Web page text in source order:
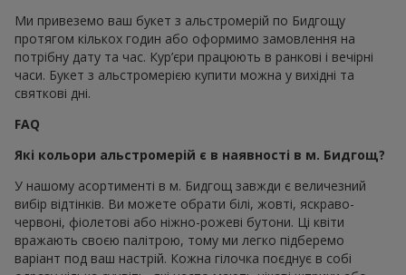
Ми привеземо ваш букет з альстромерій по Бидгощу
протягом кількох годин або оформимо замовлення на
потрібну дату та час. Кур’єри працюють в ранкові і вечірні
часи. Букет з альстромерією купити можна у вихідні та
святкові дні.
FAQ
Які кольори альстромерій є в наявності в м. Бидгощ?
У нашому асортименті в м. Бидгощ завжди є величезний
вибір відтінків. Ви можете обрати білі, жовті, яскраво-
червоні, фіолетові або ніжно-рожеві бутони. Ці квіти
вражають своєю палітрою, тому ми легко підберемо
варіант под ваш настрій. Кожна гілочка поєднує в собі